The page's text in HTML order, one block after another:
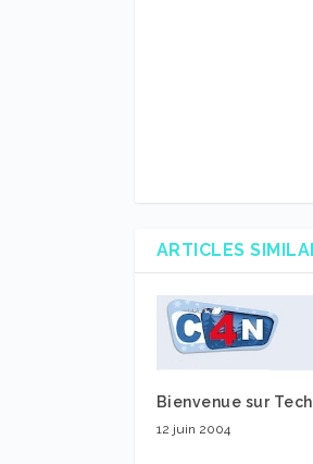
ARTICLES
Bienvenue sur
12 juin 2004